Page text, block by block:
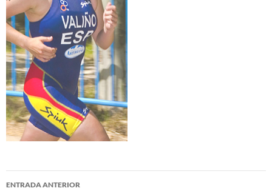
Navegación
ENTRADA ANTERIOR